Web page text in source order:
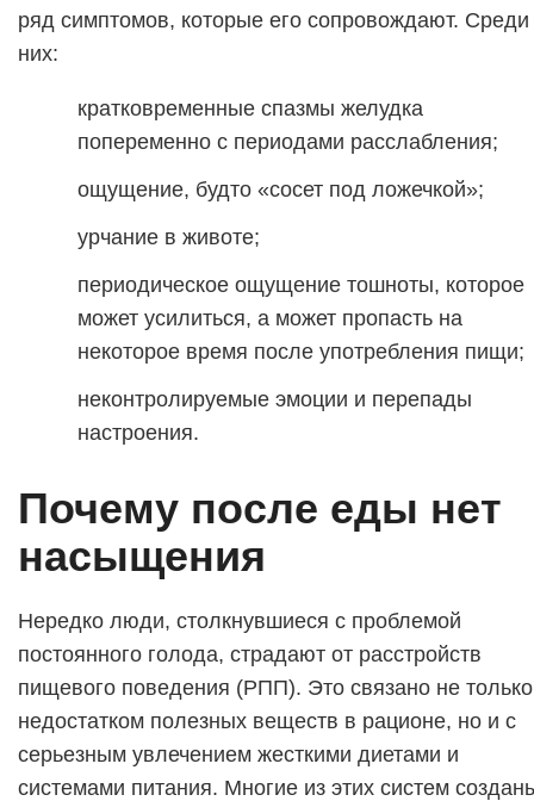
ряд симптомов, которые его сопровождают. Среди
них:
кратковременные спазмы желудка
попеременно с периодами расслабления;
ощущение, будто «сосет под ложечкой»;
урчание в животе;
периодическое ощущение тошноты, которое
может усилиться, а может пропасть на
некоторое время после употребления пищи;
неконтролируемые эмоции и перепады
настроения.
Почему после еды нет
насыщения
Нередко люди, столкнувшиеся с проблемой
постоянного голода, страдают от расстройств
пищевого поведения (РПП). Это связано не
недостатком полезных веществ в рационе, но и с
серьезным увлечением жесткими диетами и
системами питания. Многие из этих систем